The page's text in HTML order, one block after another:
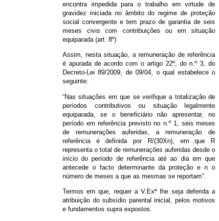
encontra impedida para o trabalho em virtude de
gravidez iniciada no âmbito do regime de proteção
social convergente e tem prazo de garantia de seis
meses civis com contribuições ou em situação
equiparada (art. 8º)
Assim, nesta situação, a remuneração de referência
é apurada de acordo com o artigo 22º, do n.º 3, do
Decreto-Lei 89/2009, de 09/04, o qual estabelece o
seguinte:
“Nas situações em que se verifique a totalização de
períodos contributivos ou situação legalmente
equiparada, se o beneficiário não apresentar, no
período em referência previsto no n.º 1, seis meses
de remunerações auferidas, a remuneração de
referência é definida por R/(30Xn), em que R
representa o total de remunerações auferidas desde o
início do período de referência até ao dia em que
antecede o facto determinante da proteção e n o
número de meses a que as mesmas se reportam”.
Termos em que, requer a V.Exª lhe seja deferida a
atribuição do subsídio parental inicial, pelos motivos
e fundamentos supra expostos.